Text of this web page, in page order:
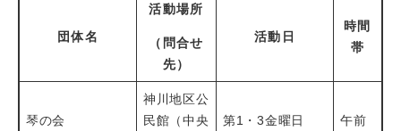
団体名
活動場所
（問合せ
先）
活動日
時間
帯
琴の会
神川地区公
民館（中央
第1・3金曜日 午前